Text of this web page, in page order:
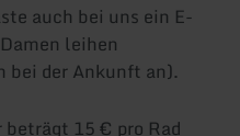
auch bei uns ein E-
leihen
bei der Ankunft an).
beträgt 15 € pro Rad